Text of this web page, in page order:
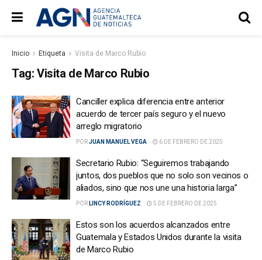
Inicio Etiqueta Visita de Marco Rubio
Tag: Visita de Marco Rubio
Canciller explica diferencia entre anterior
acuerdo de tercer país seguro y el nuevo
arreglo migratorio
PORJUAN MANUEL VEGA 6 DE FEBRERO DE 2025
Secretario Rubio: “Seguiremos trabajando
juntos, dos pueblos que no solo son vecinos o
aliados, sino que nos une una historia larga”
POR LINCY RODRÍGUEZ 5 DE FEBRERO DE 2025
Estos son los acuerdos alcanzados entre
Guatemala y Estados Unidos durante la visita
de Marco Rubio